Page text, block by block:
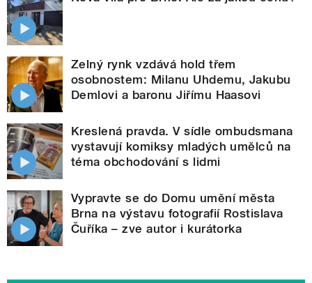
Zelný rynk vzdává hold třem
osobnostem: Milanu Uhdemu, Jakubu
Demlovi a baronu Jiřímu Haasovi
Kreslená pravda. V sídle ombudsmana
vystavují komiksy mladých umělců na
téma obchodování s lidmi
Vypravte se do Domu umění města
Brna na výstavu fotografií Rostislava
Čuříka – zve autor i kurátorka